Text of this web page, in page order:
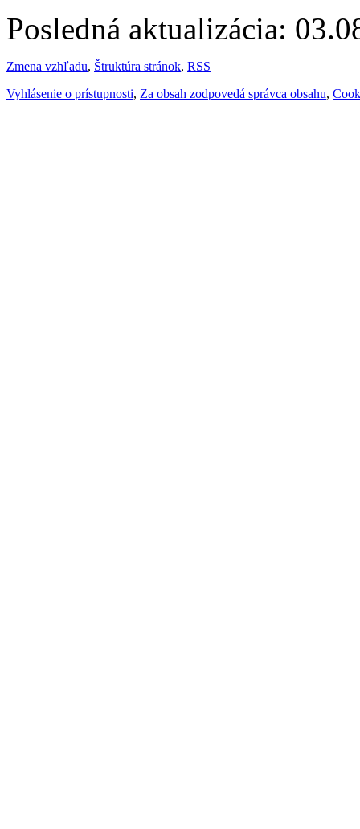
Posledná aktualizácia:
Zmena vzhľadu, Štruktúra stránok, RSS
Vyhlásenie o prístupnosti, Za obsah zodpovedá správca obsahu,